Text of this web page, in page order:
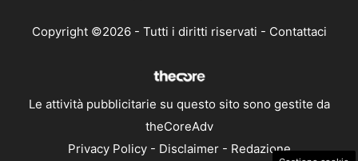
Copyright ©2026 - Tutti i diritti riservati - Contattaci
Le attività pubblicitarie su questo sito sono gestite da
theCoreAdv
Privacy Policy- Disclaimer- Redazione